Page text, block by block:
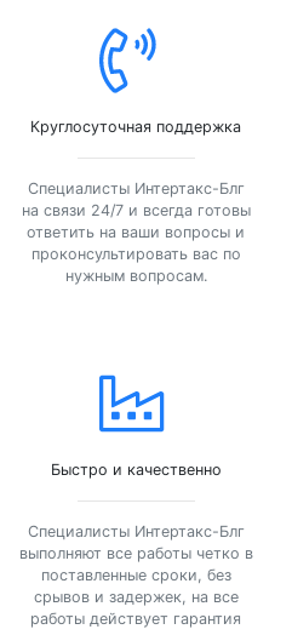
Круглосуточная поддержка
Специалисты Интертакс-Блг
на связи 24/7 и всегда готовы
ответить на ваши вопросы и
проконсультировать вас по
нужным вопросам.
Быстро и качественно
Специалисты Интертакс-Блг
выполняют все работы четко в
поставленные сроки, без
срывов и задержек, на все
работы действует гарантия